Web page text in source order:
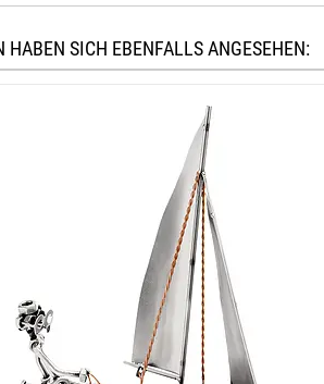
HABEN SICH EBENFALLS ANGESEHEN: